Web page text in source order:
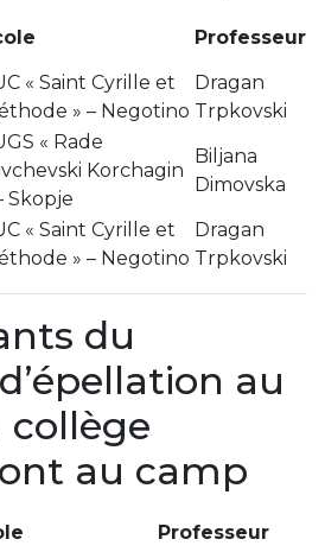
Professeur
« Saint Cyrille et
» – Negotino
Dragan
Trpkovski
« Rade
Korchagin
Skopje
Biljana
Dimovska
« Saint Cyrille et
» – Negotino
Dragan
Trpkovski
du
au
collège
au camp
Professeur